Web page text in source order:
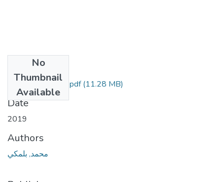
No
Thumbnail
Available
كاملة بعد المناقشة.pdf(11.28 MB)
Date
2019
Authors
محمد, بلمكي